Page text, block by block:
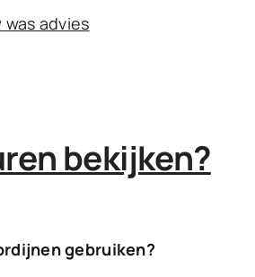
was advies
bekijken?
gebruiken?